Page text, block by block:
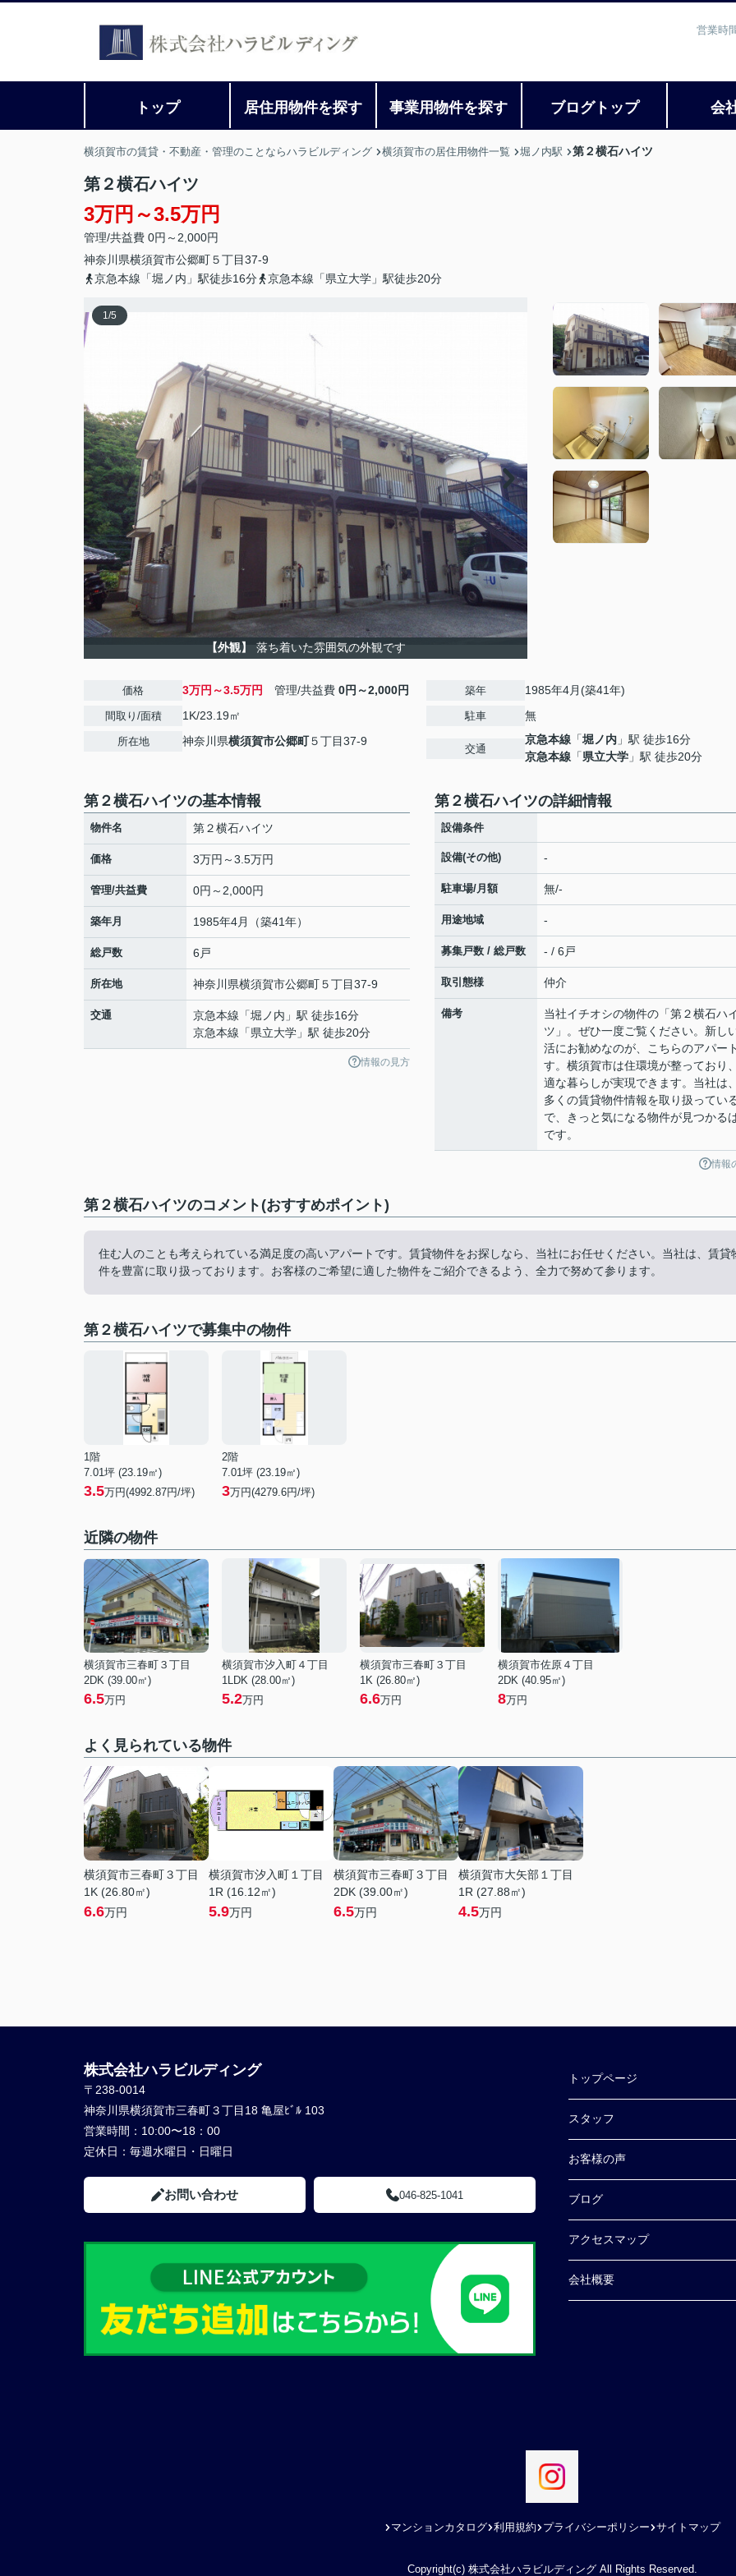
営業時
トップ 居住用物件を探す 事業用物件を探す ブログトップ 会
横須賀市の賃貸・不動産・管理のことならハラビルディング 横須賀市の居住用物件一覧 堀ノ内駅 第２横石ハイツ
第２横石ハイツ
3万円～3.5万円
管理/共益費 0円～2,000円
神奈川県横須賀市公郷町５丁目37-9
京急本線「堀ノ内」駅徒歩16分
京急本線「県立大学」駅徒歩20分
1/5
【外観】 落ち着いた雰囲気の外観です
価格 3万円～3.5万円 管理/共益費 0円～2,000円
間取り/面積 1K/23.19㎡
所在地 神奈川県横須賀市公郷町５丁目37-9
築年 1985年4月(築41年)
駐車 無
交通
京急本線 「堀ノ内 」駅 徒歩16分
京急本線 「県立大学 」駅 徒歩20分
第２横石ハイツの基本情報
物件名 第２横石ハイツ
価格 3万円～3.5万円
管理/共益費 0円～2,000円
築年月 1985年4月（築41年）
総戸数 6戸
所在地 神奈川県横須賀市公郷町５丁目37-9
交通 京急本線 「堀ノ内 」駅 徒歩16分
京急本線 「県立大学 」駅 徒歩20分
情報の見方
第２横石ハイツの詳細情報
設備条件
設備(その他) -
駐車場/月額 無/-
用途地域 -
募集戸数 / 総戸数 - / 6戸
取引態様 仲介
備考
当社イチオシの物件の「第２横石ハ
ツ」。ぜひ一度ご覧ください。新し
活にお勧めなのが、こちらのアパー
す。横須賀市は住環境が整っており
適な暮らしが実現できます。当社は
多くの賃貸物件情報を取り扱ってい
で、きっと気になる物件が見つかる
です。
情報
第２横石ハイツのコメント(おすすめポイント)
住む人のことも考えられている満足度の高いアパートです。賃貸物件をお探しなら、当社にお任せください。当社は、賃貸
件を豊富に取り扱っております。お客様のご希望に適した物件をご紹介できるよう、全力で努めて参ります。
第２横石ハイツで募集中の物件
1階
7.01坪 (23.19㎡)
3.5万円(4992.87円/坪)
2階
7.01坪 (23.19㎡)
3万円(4279.6円/坪)
近隣の物件
横須賀市三春町３丁目
2DK (39.00㎡)
6.5万円
横須賀市汐入町４丁目
1LDK (28.00㎡)
5.2万円
横須賀市三春町３丁目
1K (26.80㎡)
6.6万円
横須賀市佐原４丁目
2DK (40.95㎡)
8万円
よく見られている物件
横須賀市三春町３丁目
1K (26.80㎡)
6.6万円
横須賀市汐入町１丁目
1R (16.12㎡)
5.9万円
横須賀市三春町３丁目
2DK (39.00㎡)
6.5万円
横須賀市大矢部１丁目
1R (27.88㎡)
4.5万円
株式会社ハラビルディング
〒238-0014
神奈川県横須賀市三春町３丁目18 亀屋ﾋﾞﾙ 103
営業時間： 10:00〜18：00
定休日： 毎週水曜日・日曜日
お問い合わせ 046-825-1041
トップページ
スタッフ
お客様の声
ブログ
アクセスマップ
会社概要
マンションカタログ 利用規約 プライバシーポリシー サイトマップ
Copyright(c) 株式会社ハラビルディング All Rights Reserved.